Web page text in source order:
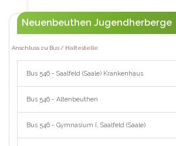
Neuenbeuthen Jugendherberge
Anschluss zu Bus / Haltestelle:
Bus 546 - Saalfeld (Saale) Krankenhaus
Bus 546 - Altenbeuthen
Bus 546 - Gymnasium I, Saalfeld (Saale)